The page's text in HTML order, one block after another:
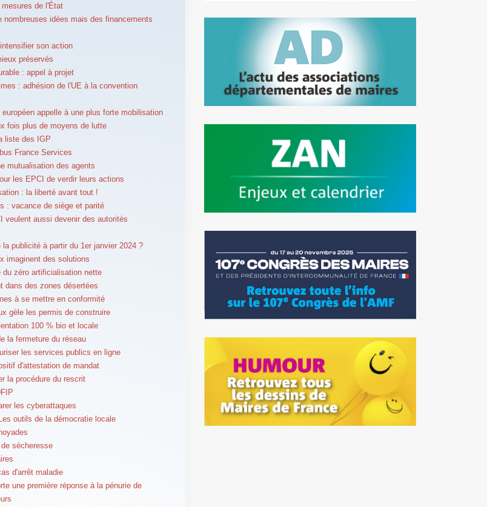
de l'État
nombreuses idées mais des financements
son action
préservés
: appel à projet
: adhésion de l'UE à la convention
appelle à une plus forte mobilisation
fois plus de moyens de lutte
liste des IGP
France Services
mutualisation des agents
les EPCI de verdir leurs actions
: la liberté avant tout !
: vacance de siège et parité
veulent aussi devenir des autorités
publicité à partir du 1er janvier 2024 ?
imaginent des solutions
du zéro artificialisation nette
dans des zones désertées
à se mettre en conformité
gèle les permis de construire
100 % bio et locale
la fermeture du réseau
les services publics en ligne
d'attestation de mandat
la procédure du rescrit
les cyberattaques
outils de la démocratie locale
sécheresse
d'arrêt maladie
une première réponse à la pénurie de